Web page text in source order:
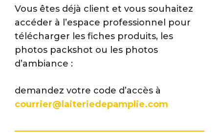
Vous êtes déjà client et vous souhaitez
accéder à l’espace professionnel pour
télécharger les fiches produits, les
photos packshot ou les photos
d’ambiance :
demandez votre code d’accès à
courrier@laiteriedepamplie.com